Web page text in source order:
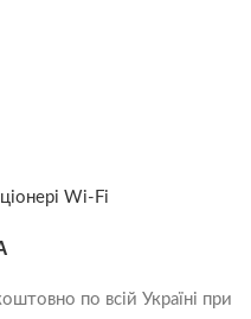
Wi-Fi
по всій Україні при